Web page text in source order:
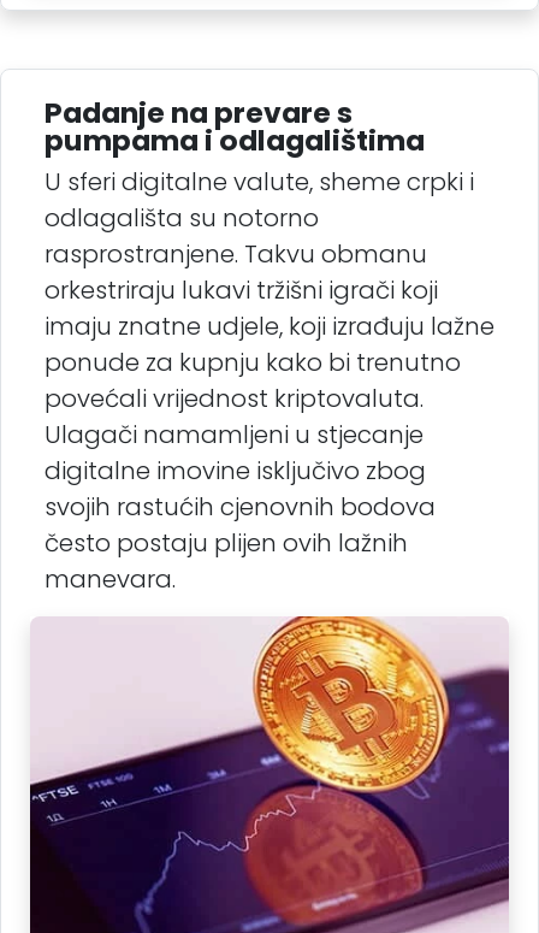
Padanje na prevare s
pumpama i odlagalištima
U sferi digitalne valute, sheme crpki i
odlagališta su notorno
rasprostranjene. Takvu obmanu
orkestriraju lukavi tržišni igrači koji
imaju znatne udjele, koji izrađuju lažne
ponude za kupnju kako bi trenutno
povećali vrijednost kriptovaluta.
Ulagači namamljeni u stjecanje
digitalne imovine isključivo zbog
svojih rastućih cjenovnih bodova
često postaju plijen ovih lažnih
manevara.